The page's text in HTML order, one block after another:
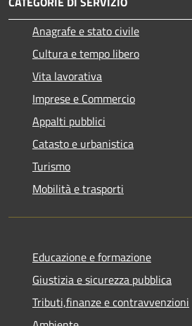
Anagrafe e stato civile
Cultura e tempo libero
Vita lavorativa
Imprese e Commercio
Appalti pubblici
Catasto e urbanistica
Turismo
Mobilità e trasporti
Educazione e formazione
Giustizia e sicurezza pubblica
Tributi,finanze e contravvenzioni